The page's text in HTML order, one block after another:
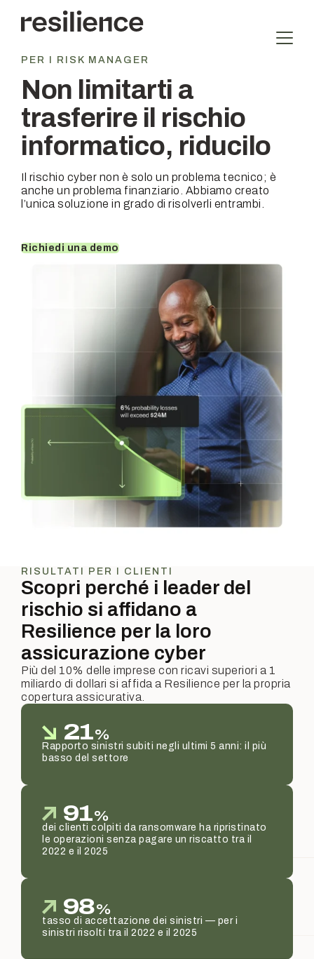
contenuto
PER I RISK MANAGER
Non limitarti a
trasferire il rischio
informatico, riducilo
Il rischio cyber non è solo un problema tecnico; è
anche un problema finanziario. Abbiamo creato
l’unica soluzione in grado di risolverli entrambi.
Richiedi una demo
RISULTATI PER I CLIENTI
Scopri perché i leader del
rischio si affidano a
Resilience per la loro
assicurazione cyber
Più del 10% delle imprese con ricavi superiori a 1
miliardo di dollari si affida a Resilience per la propria
copertura assicurativa.
21%
Rapporto sinistri subiti negli ultimi 5 anni: il più
basso del settore
91%
dei clienti colpiti da ransomware ha ripristinato
le operazioni senza pagare un riscatto tra il
2022 e il 2025
98%
tasso di accettazione dei sinistri — per i
sinistri risolti tra il 2022 e il 2025